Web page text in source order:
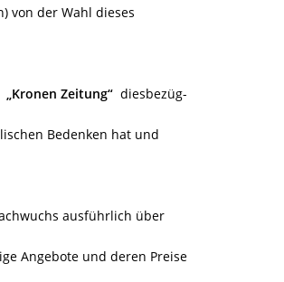
von der Wahl dieses
„Kronen Zeitung“ diesbezüg-
Bedenken hat und
ausführlich über
Angebote und deren Preise